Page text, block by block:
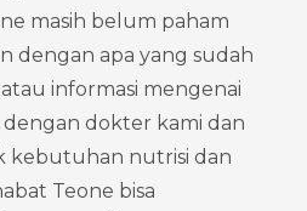
masih belum paham
dengan apa yang sudah
informasi mengenai
dokter kami dan
kebutuhan nutrisi dan
Teone bisa